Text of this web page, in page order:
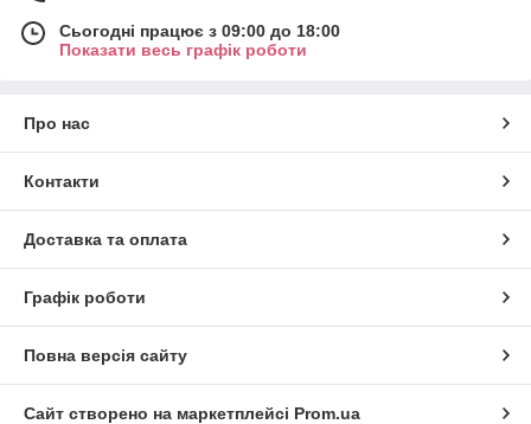
Сьогодні працює з 09:00 до 18:00
Показати весь графік роботи
Про нас
Контакти
Доставка та оплата
Графік роботи
Повна версія сайту
Сайт створено на маркетплейсі Prom.ua